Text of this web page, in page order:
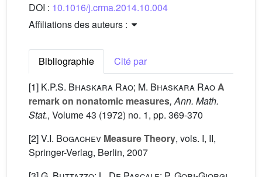
DOI : 10.1016/j.crma.2014.10.004
Affiliations des auteurs :
Bibliographie
Cité par
[1] K.P.S. Bhaskara Rao; M. Bhaskara RaoA
remark on nonatomic measures, Ann. Math.
Stat., Volume 43 (1972) no. 1, pp. 369-370
[2]V.I. Bogachev Measure Theory, vols. I, II,
Springer-Verlag, Berlin, 2007